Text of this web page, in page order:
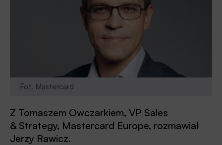
Fot. Mastercard
Z Tomaszem Owczarkiem, VP Sales
& Strategy, Mastercard Europe, rozmawiał
Jerzy Rawicz.